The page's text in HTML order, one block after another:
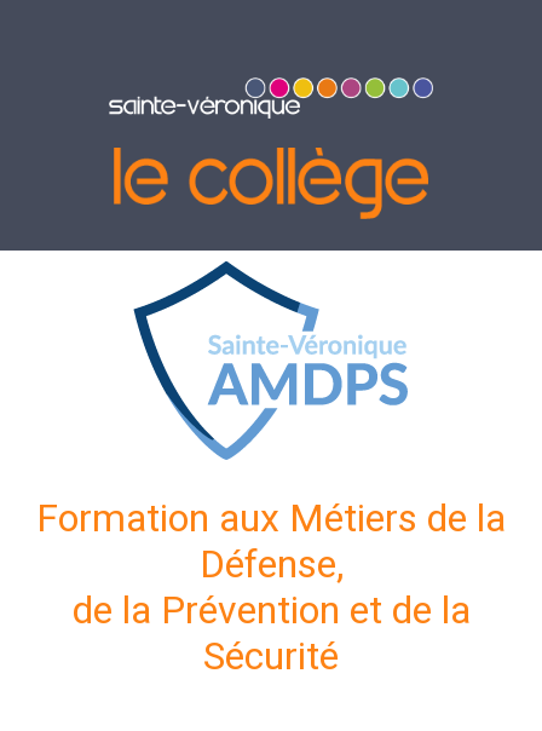
Formation aux Métiers de la
Défense,
de la Prévention et de la
Sécurité